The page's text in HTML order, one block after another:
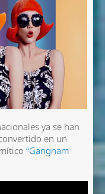
ya se han
en un
“Gangnam